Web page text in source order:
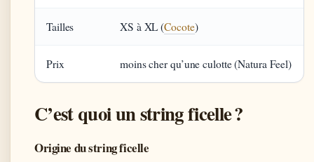
Tailles XS à XL (Cocote)
Prix moins cher qu’une culotte (Natura Feel)
C’est quoi un string ficelle ?
Origine du string ficelle